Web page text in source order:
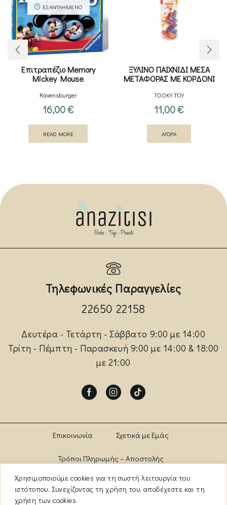
Χρησιμοποιούμε cookies για τη σωστή λειτουργία του
ιστότοπου. Συνεχίζοντας τη χρήση του, αποδέχεστε και τη
χρήση των cookies.
ΕΞΑΝΤΛΗΜΈΝΟ
Επιτραπέζιο Memory
Mickey Mouse
Ravensburger
16,00€
READ MORE
ΞΥΛΙΝΟ ΠΑΙΧΝΙΔΙ ΜΕΣΑ
ΜΕΤΑΦΟΡΑΣ ΜΕ ΚΟΡΔΟΝΙ
TOOKY TOY
11,00€
ΑΓΟΡΑ
Τηλεφωνικές Παραγγελίες
22650 22158
Δευτέρα - Τετάρτη - Σάββατο 9:00 με 14:00
Τρίτη - Πέμπτη - Παρασκευή 9:00 με 14:00 & 18:00
με 21:00
FacebookInstagram
Tik-
Επικοινωνία Σχετικά με Εμάς
Τρόποι Πληρωμής – Αποστολής
Πολιτική Αλλαγών – Επιστροφών Brands